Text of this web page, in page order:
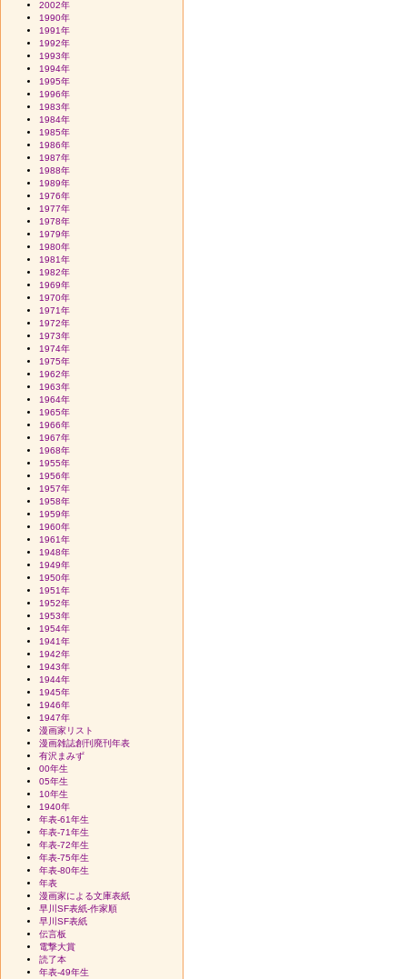
2002年
1990年
1991年
1992年
1993年
1994年
1995年
1996年
1983年
1984年
1985年
1986年
1987年
1988年
1989年
1976年
1977年
1978年
1979年
1980年
1981年
1982年
1969年
1970年
1971年
1972年
1973年
1974年
1975年
1962年
1963年
1964年
1965年
1966年
1967年
1968年
1955年
1956年
1957年
1958年
1959年
1960年
1961年
1948年
1949年
1950年
1951年
1952年
1953年
1954年
1941年
1942年
1943年
1944年
1945年
1946年
1947年
漫画家リスト
漫画雑誌創刊廃刊年表
有沢まみず
00年生
05年生
10年生
1940年
年表-61年生
年表-71年生
年表-72年生
年表-75年生
年表-80年生
年表
漫画家による文庫表紙
早川SF表紙-作家順
早川SF表紙
伝言板
電撃大賞
読了本
年表-49年生